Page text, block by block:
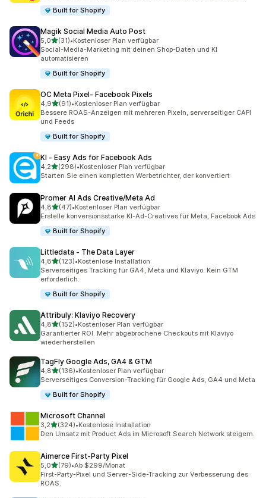
Built for Shopify
Magik Social Media Auto Post
5,0von 5 Sternen
(31)
31 Rezensionen insgesamt
•Kostenloser Plan verfügbar
Social-Media-Marketing mit deinen Shop-Daten und KI
automatisieren
Built for Shopify
OC Meta Pixel‑ Facebook Pixels
4,9von 5 Sternen
(91)
91 Rezensionen insgesamt
•Kostenloser Plan verfügbar
Bessere ROAS-Anzeigen mit mehreren Pixeln, serverseitiger CAPI
und Feeds
Built for Shopify
KI ‑ Easy Ads for Facebook Ads
4,2von 5 Sternen
(298)
298 Rezensionen insgesamt
•Kostenloser Plan verfügbar
Starten Sie einen kompletten Werbetrichter, der konvertiert
Promer AI Ads Creative/Meta Ad
4,8von 5 Sternen
(47)
47 Rezensionen insgesamt
•Kostenloser Plan verfügbar
Erstelle konversionsstarke KI-Ad-Creatives für Meta, Facebook Ads
Built for Shopify
Littledata ‑ The Data Layer
4,8von 5 Sternen
(123)
123 Rezensionen insgesamt
•Kostenlose Installation
Serverseitiges Tracking für GA4, Meta und Klaviyo. Kein GTM
erforderlich.
Built for Shopify
Attribuly: Klaviyo Recovery
4,8von 5 Sternen
(152)
152 Rezensionen insgesamt
•Kostenloser Plan verfügbar
Garantierter ROI. Mehr abgebrochene Checkouts mit Klaviyo
wiederherstellen
TagFly Google Ads, GA4 & GTM
4,8von 5 Sternen
(136)
136 Rezensionen insgesamt
•Kostenloser Plan verfügbar
Serverseitiges Conversion-Tracking für Google Ads, GA4 und Meta
Built for Shopify
Microsoft Channel
3,2von 5 Sternen
(324)
324 Rezensionen insgesamt
•Kostenlose Installation
Den Umsatz mit Product Ads im Microsoft Search Network steigern.
Aimerce First‑Party Pixel
5,0von 5 Sternen
(79)
79 Rezensionen insgesamt
•Ab $299/Monat
First-Party-Pixel und Server-Side-Tracking zur Verbesserung des
ROAS.